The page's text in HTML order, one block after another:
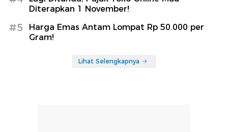
Diterapkan 1 November!
#5
Harga Emas Antam Lompat Rp 50.000 per
Gram!
Lihat Selengkapnya